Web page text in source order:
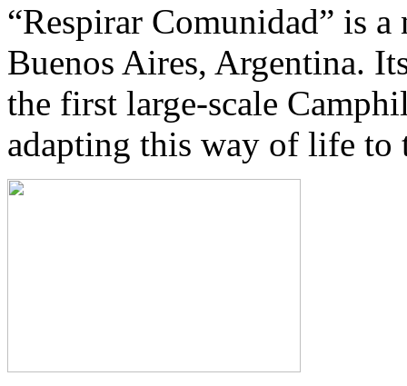
“Respirar Comunidad” is
Buenos Aires, Argentina.
the first large-scale
adapting this way of life to